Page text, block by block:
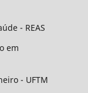
- REAS
em
- UFTM